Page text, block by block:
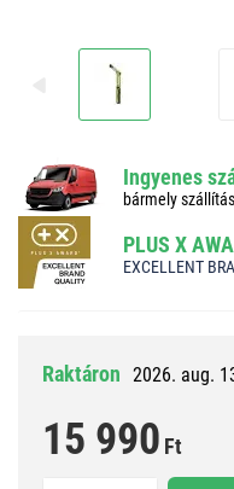
Ingyenes
bármely
PLUS X
EXCELLENT
Raktáron 2026. aug.
15 990 Ft